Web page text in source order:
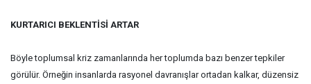
KURTARICI BEKLENTİSİ ARTAR
Böyle toplumsal kriz zamanlarında her toplumda bazı benzer tepkiler
görülür. Örneğin insanlarda rasyonel davranışlar ortadan kalkar, düzensiz